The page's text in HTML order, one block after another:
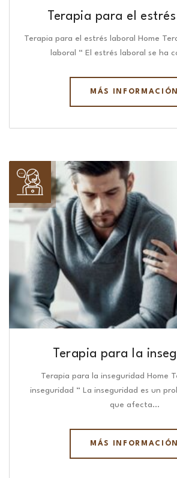
Terapia para el
Terapia para el estrés laboral Home
laboral “ El estrés laboral se ha
MÁS INFORMACIÓN
Terapia para la
Terapia para la inseguridad Home
inseguridad “ La inseguridad es un
que afecta…
MÁS INFORMACIÓN